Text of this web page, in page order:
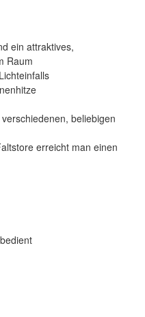
ein attraktives,
Raum
beliebigen
erreicht man einen